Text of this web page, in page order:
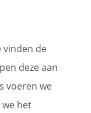
vinden de
deze aan
voeren we
het